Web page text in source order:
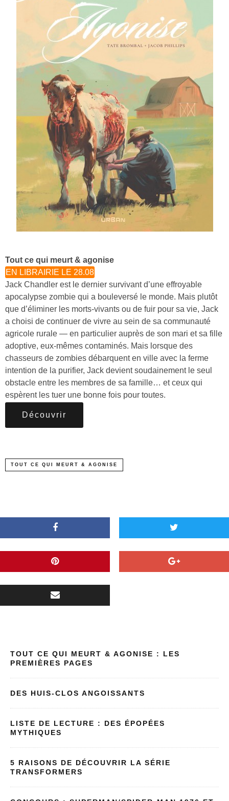
Tout ce qui meurt & agonise
EN LIBRAIRIE LE 28.08
Jack Chandler est le dernier survivant d’une effroyable
apocalypse zombie qui a bouleversé le monde. Mais plutôt
que d’éliminer les morts-vivants ou de fuir pour sa vie, Jack
a choisi de continuer de vivre au sein de sa communauté
agricole rurale — en particulier auprès de son mari et sa fille
adoptive, eux-mêmes contaminés. Mais lorsque des
chasseurs de zombies débarquent en ville avec la ferme
intention de la purifier, Jack devient soudainement le seul
obstacle entre les membres de sa famille… et ceux qui
espèrent les tuer une bonne fois pour toutes.
Découvrir
TOUT CE QUI MEURT & AGONISE
TOUT CE QUI MEURT & AGONISE : LES
PREMIÈRES PAGES
DES HUIS-CLOS ANGOISSANTS
LISTE DE LECTURE : DES ÉPOPÉES
MYTHIQUES
5 RAISONS DE DÉCOUVRIR LA SÉRIE
TRANSFORMERS